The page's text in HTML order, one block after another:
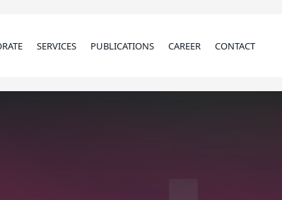
SERVICES PUBLICATIONS CAREER CONTACT